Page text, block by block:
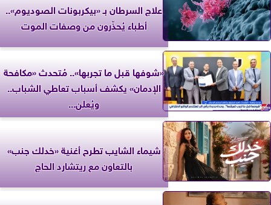
علاج السرطان بـ «بيكربونات الصوديوم»..
أطباء يُحذّرون من وصفات الموت
«شوفها قبل ما تجربها».. مُتحدث «مكافحة
الإدمان» يكشف أسباب تعاطي الشباب..
ويُعلن...
شيماء الشايب تطرح أغنية «خدلك جنب»
بالتعاون مع ريتشارد الحاج